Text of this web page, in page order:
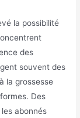
la possibilité
des
souvent des
la grossesse
Des
abonnés